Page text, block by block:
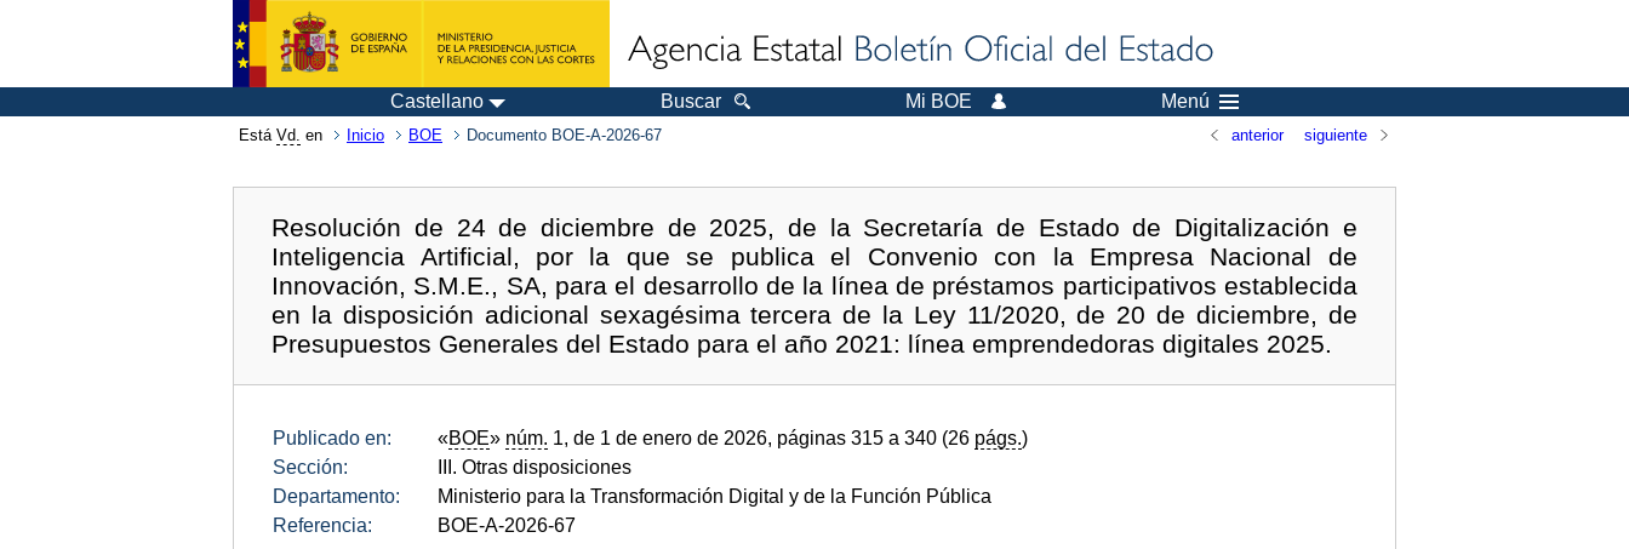
Castellano Buscar Mi BOE Menú
Está Vd. en Inicio BOE Documento BOE-A-2026-67 anterior siguiente
Resolución de 24 de diciembre de 2025, de la Secretaría de Estado de Digitalización e
Inteligencia Artificial, por la que se publica el Convenio con la Empresa Nacional de
Innovación, S.M.E., SA, para el desarrollo de la línea de préstamos participativos establecida
en la disposición adicional sexagésima tercera de la Ley 11/2020, de 20 de diciembre, de
Presupuestos Generales del Estado para el año 2021: línea emprendedoras digitales 2025.
Publicado en: «BOE» núm. 1, de 1 de enero de 2026, páginas 315 a 340 (26 págs.)
Sección:
III. Otras disposiciones
Departamento:
Ministerio para la Transformación Digital y de la Función Pública
Referencia:
BOE-A-2026-67